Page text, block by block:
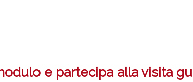
e partecipa alla visita